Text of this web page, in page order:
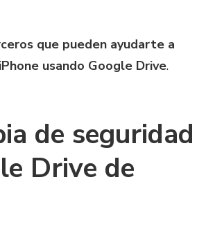
que pueden ayudarte a
usando Google Drive.
de seguridad
Drive de